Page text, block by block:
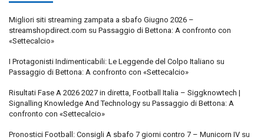
Migliori siti streaming zampata a sbafo Giugno 2026 –
streamshopdirect.com su Passaggio di Bettona: A confronto con
«Settecalcio»
I Protagonisti Indimenticabili: Le Leggende del Colpo Italiano su
Passaggio di Bettona: A confronto con «Settecalcio»
Risultati Fase A 2026 2027 in diretta, Football Italia – Siggknowtech |
Signalling Knowledge And Technology su Passaggio di Bettona: A
confronto con «Settecalcio»
Pronostici Football: Consigli A sbafo 7 giorni contro 7 – Municorn IV su